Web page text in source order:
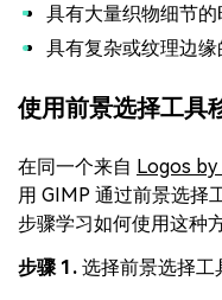
具有大量织物细节的
具有复杂或纹理边缘
使用前景选择工具
在同一个来自 Logos by
用 GIMP 通过前景选择
步骤学习如何使用这种
步骤 1. 选择前景选择工